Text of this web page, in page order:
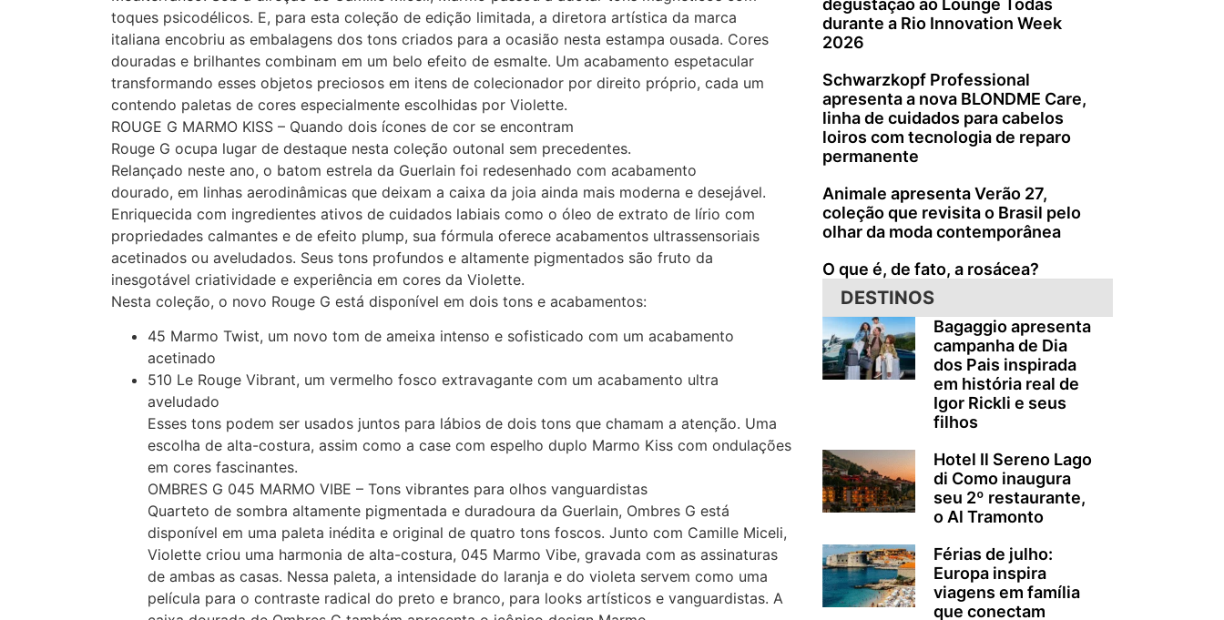
toques psicodélicos. E, para esta coleção de edição limitada, a diretora artística da marca
italiana encobriu as embalagens dos tons criados para a ocasião nesta estampa ousada. Cores
douradas e brilhantes combinam em um belo efeito de esmalte. Um acabamento espetacular
transformando esses objetos preciosos em itens de colecionador por direito próprio, cada um
contendo paletas de cores especialmente escolhidas por Violette.
ROUGE G MARMO KISS – Quando dois ícones de cor se encontram
Rouge G ocupa lugar de destaque nesta coleção outonal sem precedentes.
Relançado neste ano, o batom estrela da Guerlain foi redesenhado com acabamento
dourado, em linhas aerodinâmicas que deixam a caixa da joia ainda mais moderna e desejável.
Enriquecida com ingredientes ativos de cuidados labiais como o óleo de extrato de lírio com
propriedades calmantes e de efeito plump, sua fórmula oferece acabamentos ultrassensoriais
acetinados ou aveludados. Seus tons profundos e altamente pigmentados são fruto da
inesgotável criatividade e experiência em cores da Violette.
Nesta coleção, o novo Rouge G está disponível em dois tons e acabamentos:
45 Marmo Twist, um novo tom de ameixa intenso e sofisticado com um acabamento
acetinado
510 Le Rouge Vibrant, um vermelho fosco extravagante com um acabamento ultra
aveludado
Esses tons podem ser usados juntos para lábios de dois tons que chamam a atenção. Uma
escolha de alta-costura, assim como a case com espelho duplo Marmo Kiss com ondulações
em cores fascinantes.
OMBRES G 045 MARMO VIBE – Tons vibrantes para olhos vanguardistas
Quarteto de sombra altamente pigmentada e duradoura da Guerlain, Ombres G está
disponível em uma paleta inédita e original de quatro tons foscos. Junto com Camille Miceli,
Violette criou uma harmonia de alta-costura, 045 Marmo Vibe, gravada com as assinaturas
de ambas as casas. Nessa paleta, a intensidade do laranja e do violeta servem como uma
película para o contraste radical do preto e branco, para looks artísticos e vanguardistas. A
degustação ao Lounge Todas
durante a Rio Innovation Week
2026
Schwarzkopf Professional
apresenta a nova BLONDME Care,
linha de cuidados para cabelos
loiros com tecnologia de reparo
permanente
Animale apresenta Verão 27,
coleção que revisita o Brasil pelo
olhar da moda contemporânea
O que é, de fato, a rosácea?
DESTINOS
Bagaggio apresenta
campanha de Dia
dos Pais inspirada
em história real de
Igor Rickli e seus
filhos
Hotel Il Sereno Lago
di Como inaugura
seu 2º restaurante,
o Al Tramonto
Férias de julho:
Europa inspira
viagens em família
que conectam